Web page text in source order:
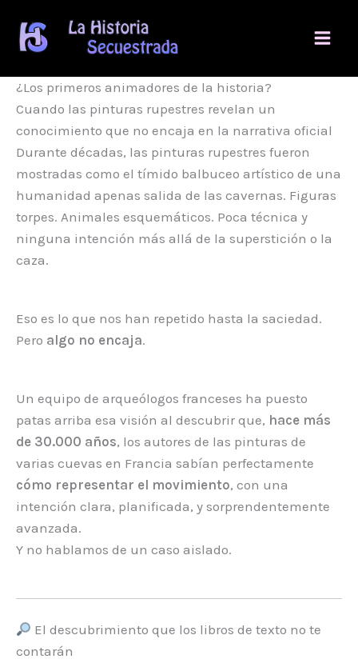
contenido
¿Los primeros animadores de la historia?
Cuando las pinturas rupestres revelan un
conocimiento que no encaja en la narrativa oficial
Durante décadas, las pinturas rupestres fueron
mostradas como el tímido balbuceo artístico de una
humanidad apenas salida de las cavernas. Figuras
torpes. Animales esquemáticos. Poca técnica y
ninguna intención más allá de la superstición o la
caza.
Eso es lo que nos han repetido hasta la saciedad.
Pero algo no encaja.
Un equipo de arqueólogos franceses ha puesto
patas arriba esa visión al descubrir que, hace más
de 30.000 años, los autores de las pinturas de
varias cuevas en Francia sabían perfectamente
cómo representar el movimiento, con una
intención clara, planificada, y sorprendentemente
avanzada.
Y no hablamos de un caso aislado.
El descubrimiento que los libros de texto no te
contarán